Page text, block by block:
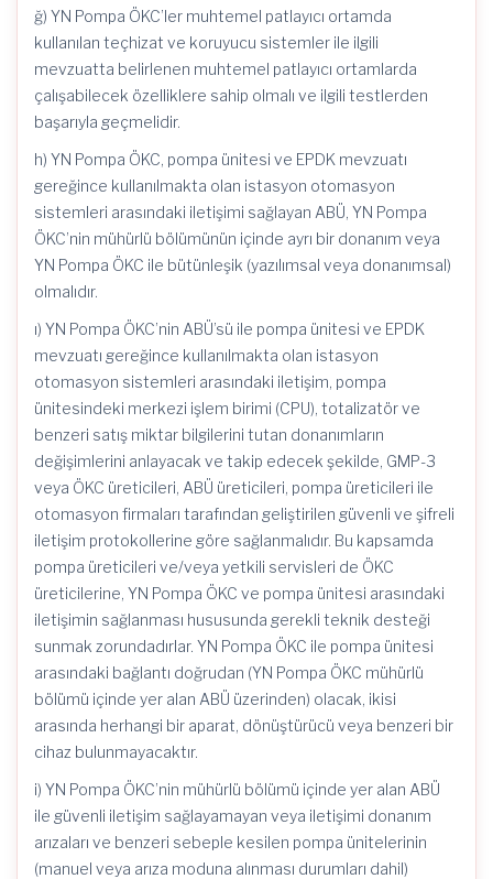
ğ) YN Pompa ÖKC’ler muhtemel patlayıcı ortamda
kullanılan teçhizat ve koruyucu sistemler ile ilgili
mevzuatta belirlenen muhtemel patlayıcı ortamlarda
çalışabilecek özelliklere sahip olmalı ve ilgili testlerden
başarıyla geçmelidir.
h) YN Pompa ÖKC, pompa ünitesi ve EPDK mevzuatı
gereğince kullanılmakta olan istasyon otomasyon
sistemleri arasındaki iletişimi sağlayan ABÜ, YN Pompa
ÖKC’nin mühürlü bölümünün içinde ayrı bir donanım veya
YN Pompa ÖKC ile bütünleşik (yazılımsal veya donanımsal)
olmalıdır.
ı) YN Pompa ÖKC’nin ABÜ’sü ile pompa ünitesi ve EPDK
mevzuatı gereğince kullanılmakta olan istasyon
otomasyon sistemleri arasındaki iletişim, pompa
ünitesindeki merkezi işlem birimi (CPU), totalizatör ve
benzeri satış miktar bilgilerini tutan donanımların
değişimlerini anlayacak ve takip edecek şekilde, GMP-3
veya ÖKC üreticileri, ABÜ üreticileri, pompa üreticileri ile
otomasyon firmaları tarafından geliştirilen güvenli ve şifreli
iletişim protokollerine göre sağlanmalıdır. Bu kapsamda
pompa üreticileri ve/veya yetkili servisleri de ÖKC
üreticilerine, YN Pompa ÖKC ve pompa ünitesi arasındaki
iletişimin sağlanması hususunda gerekli teknik desteği
sunmak zorundadırlar. YN Pompa ÖKC ile pompa ünitesi
arasındaki bağlantı doğrudan (YN Pompa ÖKC mühürlü
bölümü içinde yer alan ABÜ üzerinden) olacak, ikisi
arasında herhangi bir aparat, dönüştürücü veya benzeri bir
cihaz bulunmayacaktır.
i) YN Pompa ÖKC’nin mühürlü bölümü içinde yer alan ABÜ
ile güvenli iletişim sağlayamayan veya iletişimi donanım
arızaları ve benzeri sebeple kesilen pompa ünitelerinin
(manuel veya arıza moduna alınması durumları dahil)